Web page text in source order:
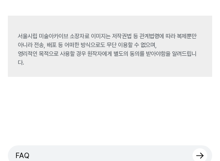
서울시립 미술아카이브 소장자료 이미지는 저작권법 등 관계법령에 따라 복제뿐만
아니라 전송, 배포 등 어떠한 방식으로도 무단 이용할 수 없으며,
영리적인 목적으로 사용할 경우 원작자에게 별도의 동의를 받아야함을 알려드립니
다.
FAQ